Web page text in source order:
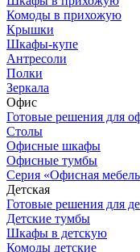
Комоды в прихожую
Крышки
Шкафы-купе
Антресоли
Полки
Зеркала
Офис
Готовые решения для
Столы
Офисные шкафы
Офисные тумбы
Серия «Офисная
Детская
Готовые решения для
Детские тумбы
Шкафы в детскую
Комоды детские